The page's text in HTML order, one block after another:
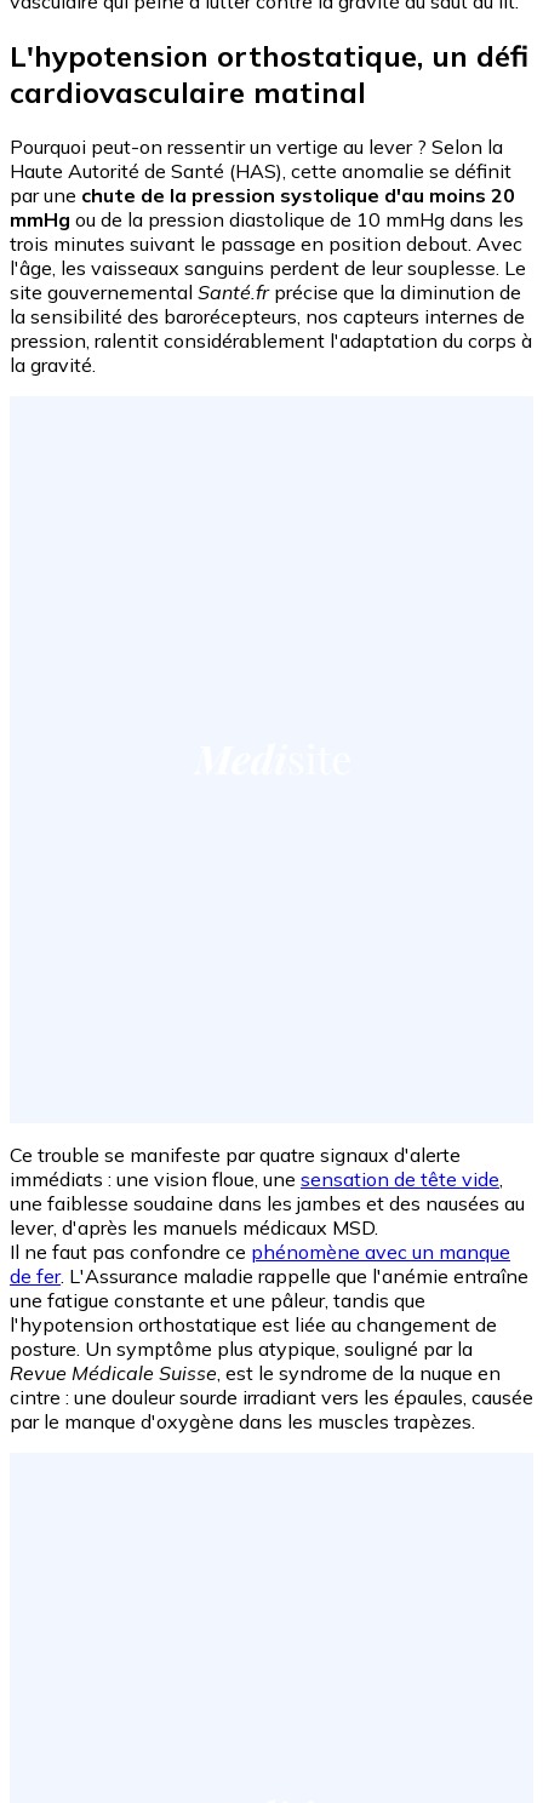
L'hypotension orthostatique, un défi
cardiovasculaire matinal
Pourquoi peut-on ressentir un vertige au lever ? Selon la
Haute Autorité de Santé (HAS), cette anomalie se définit
par une chute de la pression systolique d'au moins 20
mmHg ou de la pression diastolique de 10 mmHg dans les
trois minutes suivant le passage en position debout. Avec
l'âge, les vaisseaux sanguins perdent de leur souplesse. Le
site gouvernemental Santé.frprécise que la diminution de
la sensibilité des barorécepteurs, nos capteurs internes de
pression, ralentit considérablement l'adaptation du corps à
la gravité.
Ce trouble se manifeste par quatre signaux d'alerte
immédiats : une vision floue, une sensation de tête vide,
une faiblesse soudaine dans les jambes et des nausées au
lever, d'après les manuels médicaux MSD.
Il ne faut pas confondre ce phénomène avec un manque
de fer. L'Assurance maladie rappelle que l'anémie entraîne
une fatigue constante et une pâleur, tandis que
l'hypotension orthostatique est liée au changement de
posture. Un symptôme plus atypique, souligné par la
Revue Médicale Suisse, est le syndrome de la nuque en
cintre : une douleur sourde irradiant vers les épaules, causée
par le manque d'oxygène dans les muscles trapèzes.